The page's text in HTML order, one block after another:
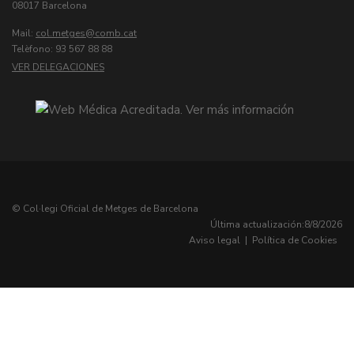
08017 Barcelona
Mail: col.metges
Telèfono: 93 567 88 88
VER DELEGACIONES
© Col·legi Oficial de Metges de Barcelona
Última actualización:8/8/2026
Aviso legal | Política de Cookies